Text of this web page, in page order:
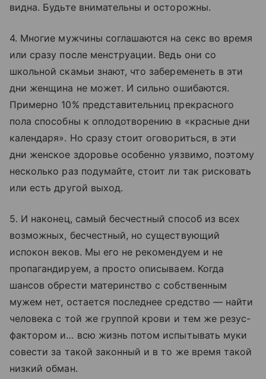
видна. Будьте внимательны и осторожны.
4. Многие мужчины соглашаются на секс во время
или сразу после менструации. Ведь они со
школьной скамьи знают, что забеременеть в эти
дни женщина не может. И сильно ошибаются.
Примерно 10% представительниц прекрасного
пола способны к оплодотворению в «красные дни
календаря». Но сразу стоит оговориться, в эти
дни женское здоровье особенно уязвимо, поэтому
несколько раз подумайте, стоит ли так рисковать
или есть другой выход.
5. И наконец, самый бесчестный способ из всех
возможных, бесчестный, но существующий
испокон веков. Мы его не рекомендуем и не
пропагандируем, а просто описываем. Когда
шансов обрести материнство с собственным
мужем нет, остается последнее средство — найти
человека с той же группой крови и тем же резус-
фактором и… всю жизнь потом испытывать муки
совести за такой законный и в то же время такой
низкий обман.